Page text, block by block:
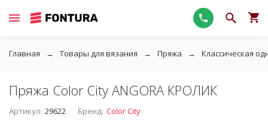
Главная Товары для вязания Пряжа Классическая
Пряжа Color City ANGORA КРОЛИК
Артикул: 29622 Бренд: Color City